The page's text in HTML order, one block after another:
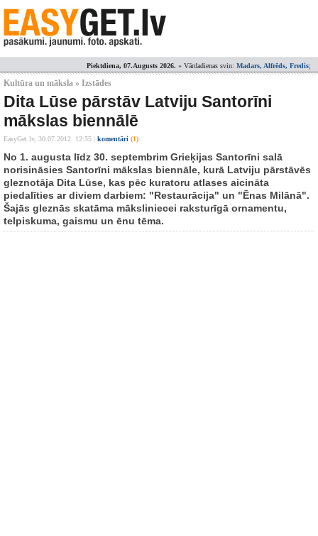
Piektdiena, 07.Augusts 2026. » Vārdadienas svin: Madars, Alfrēds, Fredis;
Kultūra un māksla » Izstādes
Dita Lūse pārstāv Latviju Santorīni
mākslas biennālē
EasyGet.lv, 30.07.2012. 12:55 komentāri (1)
No 1. augusta līdz 30. septembrim Grieķijas Santorīni salā
norisināsies Santorīni mākslas biennāle, kurā Latviju pārstāvēs
gleznotāja Dita Lūse, kas pēc kuratoru atlases aicināta
piedalīties ar diviem darbiem: "Restaurācija" un "Ēnas Milānā".
Šajās gleznās skatāma māksliniecei raksturīgā ornamentu,
telpiskuma, gaismu un ēnu tēma.